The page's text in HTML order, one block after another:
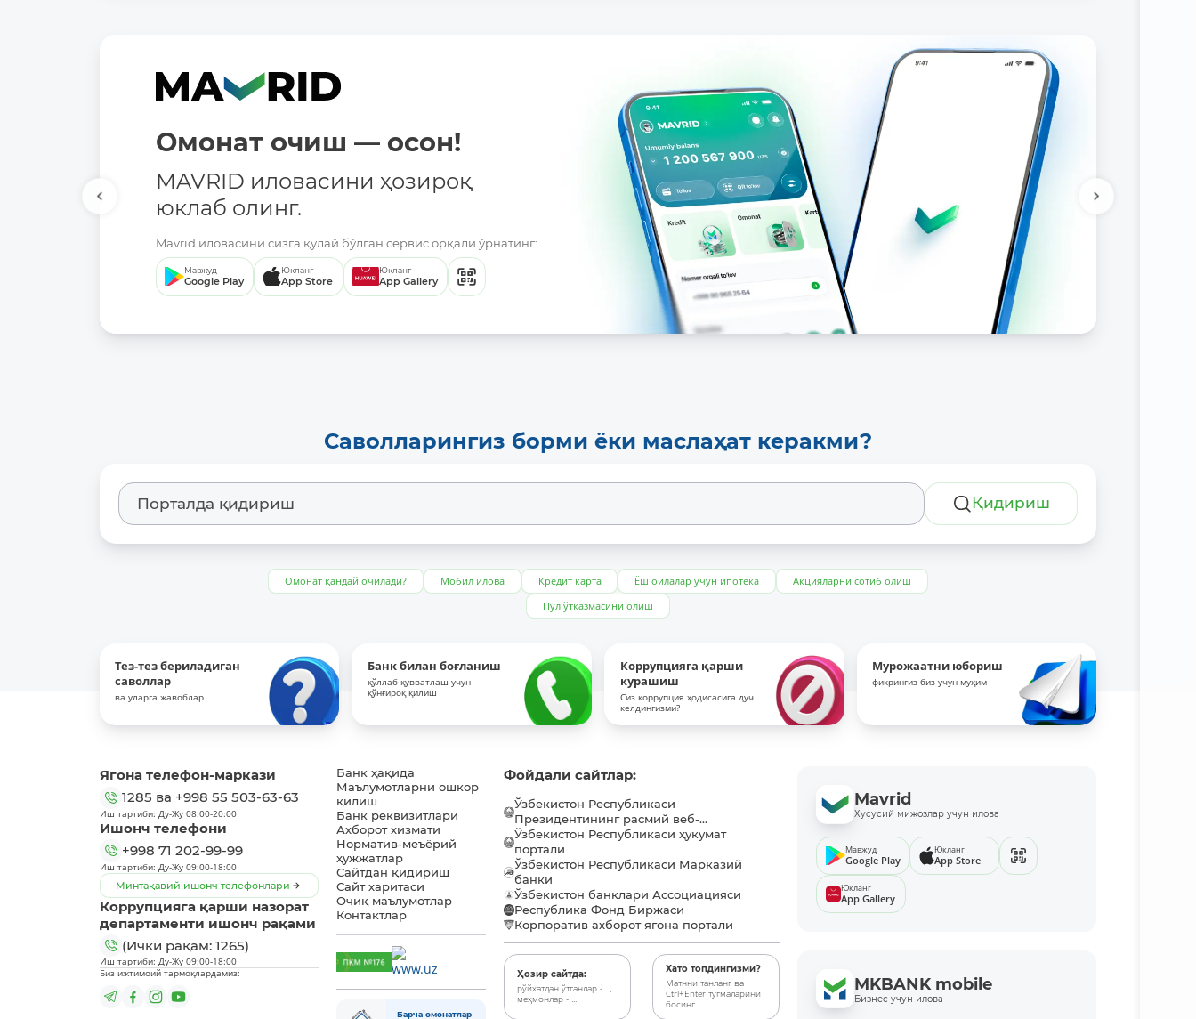
Омонат очиш — осон!
MAVRID иловасини ҳозироқ
юклаб олинг.
Mavrid иловасини сизга қулай бўлган сервис орқали ўрнатинг:
Мавжуд
Google Play
Юкланг
App Store
Юкланг
App Gallery
Саволларингиз борми ёки маслаҳат керакми?
Қидириш
Омонат қандай очилади? Мобил илова Кредит карта Ёш оилалар учун ипотека
Акцияларни сотиб олиш
Пул ўтказмасини олиш
Тез-тез бериладиган
саволлар
ва уларга жавоблар
Банк билан боғланиш
қўллаб-қувватлаш учун
қўнғироқ қилиш
Коррупцияга қарши
курашиш
Сиз коррупция ҳодисасига дуч
келдингизми?
Мурожаатни юбориш
фикрингиз биз учун муҳим
Ягона телефон-маркази
1285 ва +998 55 503-63-63
Иш тартиби: Ду-Жу 08:00-20:00
Ишонч телефони
+998 71 202-99-99
Иш тартиби: Ду-Жу 09:00-18:00
Минтақавий ишонч телефонлари
Коррупцияга қарши назорат
департаменти ишонч рақами
(Ички рақам: 1265)
Иш тартиби: Ду-Жу 09:00-18:00
Биз ижтимоий тармоқлардамиз:
Банк ҳақида
Маълумотларни ошкор
қилиш
Банк реквизитлари
Ахборот хизмати
Норматив-меъёрий
ҳужжатлар
Сайтдан қидириш
Сайт харитаси
Очиқ маълумотлар
Контактлар
Барча омонатлар
Фойдали сайтлар:
Ўзбекистон Республикаси
Президентининг расмий веб-...
Ўзбекистон Республикаси ҳукумат
портали
Ўзбекистон Республикаси Марказий
банки
Ўзбекистон банклари Ассоциацияси
Республика Фонд Биржаси
Корпоратив ахборот ягона портали
Ҳозир сайтда:
рўйхатдан ўтганлар - ...,
меҳмонлар - ...
Хато топдингизми?
Матнни танланг ва
Ctrl+Enter тугмаларини
босинг
Mavrid
Хусусий мижозлар учун илова
Мавжуд
Google Play
Юкланг
App Store
Юкланг
App Gallery
MKBANK mobile
Бизнес учун илова